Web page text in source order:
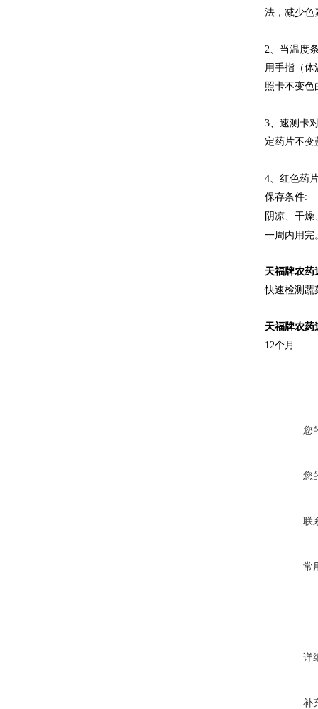
法，减少色
2、当温度
用手指（体
照卡不变色
3、速测卡
定药片不
4、红色药
保存条件:
阴凉、干
一周内用完
天福牌农药
快速检测蔬
天福牌农药
12个月
您
您
联
常
详
补